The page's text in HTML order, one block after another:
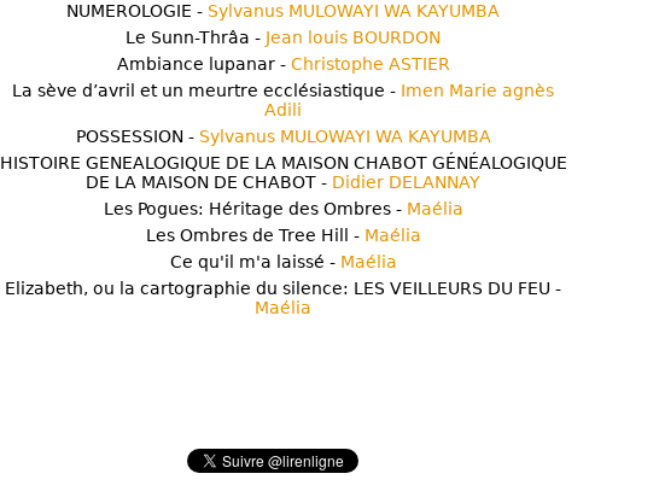
NUMEROLOGIE - Sylvanus MULOWAYI WA KAYUMBA
Le Sunn-Thrâa - Jean louis BOURDON
Ambiance lupanar - Christophe ASTIER
La sève d’avril et un meurtre ecclésiastique - Imen Marie agnès
Adili
POSSESSION - Sylvanus MULOWAYI WA KAYUMBA
HISTOIRE GENEALOGIQUE DE LA MAISON CHABOT GÉNÉALOGIQUE
DE LA MAISON DE CHABOT - Didier DELANNAY
Les Pogues: Héritage des Ombres - Maélia
Les Ombres de Tree Hill - Maélia
Ce qu'il m'a laissé - Maélia
Elizabeth, ou la cartographie du silence: LES VEILLEURS DU FEU -
Maélia